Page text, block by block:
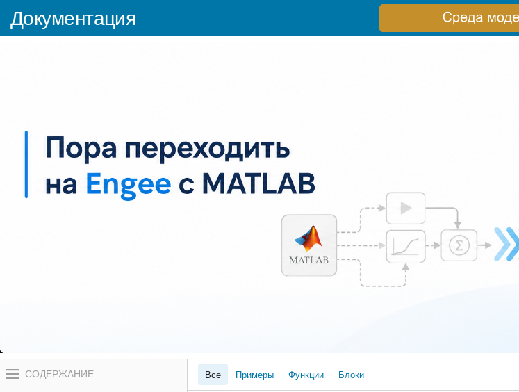
Документация
Переключатель
навигационного
Все Примеры Функции Блоки